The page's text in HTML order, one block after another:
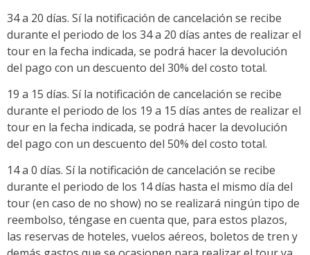
34 a 20 días. Sí la notificación de cancelación se recibe
durante el periodo de los 34 a 20 días antes de realizar el
tour en la fecha indicada, se podrá hacer la devolución
del pago con un descuento del 30% del costo total.
19 a 15 días. Sí la notificación de cancelación se recibe
durante el periodo de los 19 a 15 días antes de realizar el
tour en la fecha indicada, se podrá hacer la devolución
del pago con un descuento del 50% del costo total.
14 a 0 días. Sí la notificación de cancelación se recibe
durante el periodo de los 14 días hasta el mismo día del
tour (en caso de no show) no se realizará ningún tipo de
reembolso, téngase en cuenta que, para estos plazos,
las reservas de hoteles, vuelos aéreos, boletos de tren y